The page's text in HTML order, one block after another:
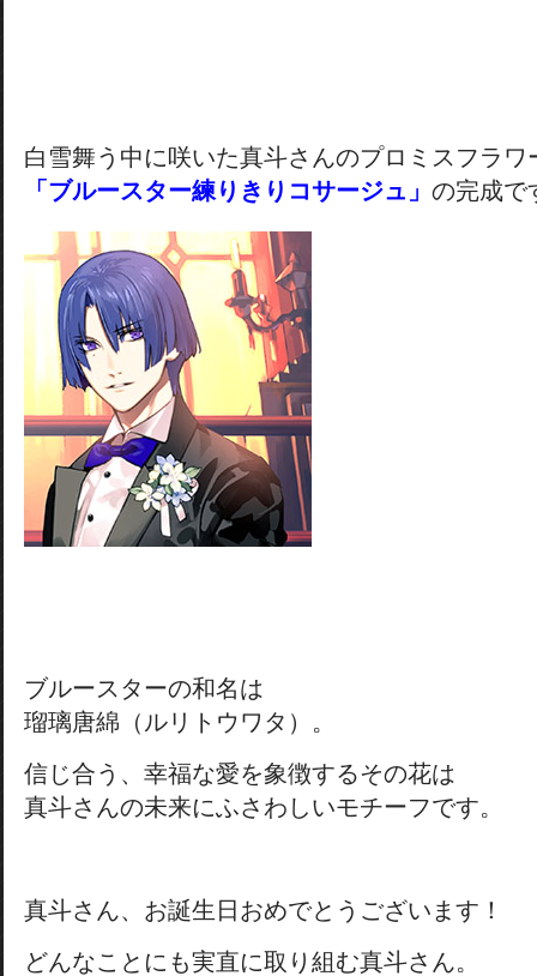
白雪舞う中に咲いた真斗さんのプロミスフラワ
「ブルースター練りきりコサージュ」 の完成で
ブルースターの和名は
瑠璃唐綿（ルリトウワタ）。
信じ合う、幸福な愛を象徴するその花は
真斗さんの未来にふさわしいモチーフです。
真斗さん、お誕生日おめでとうございます！
どんなことにも実直に取り組む真斗さん。